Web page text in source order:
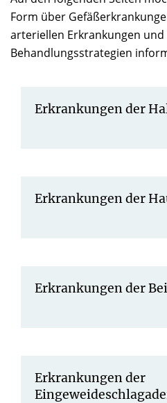
Form über
arteriellen Erkrankungen
Behandlungsstrategien
Erkrankungen der
Erkrankungen der
Erkrankungen der
Erkrankungen der